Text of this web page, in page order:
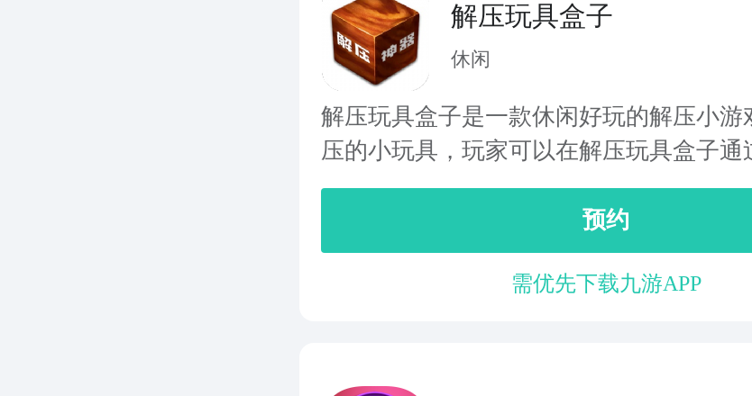
解压玩具盒子
休闲
解压玩具盒子是一款休闲好玩的解压小游
压的小玩具，玩家可以在解压玩具盒子通
预约
需优先下载九游APP